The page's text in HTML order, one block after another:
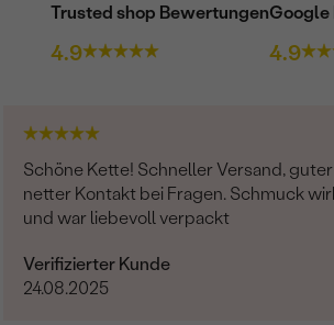
Trusted shop Bewertungen
4.9
Google
4.9
Schöne Kette! Schneller Versand,
netter Kontakt bei Fragen. Schmuck
und war liebevoll verpackt
Verifizierter Kunde
24.08.2025